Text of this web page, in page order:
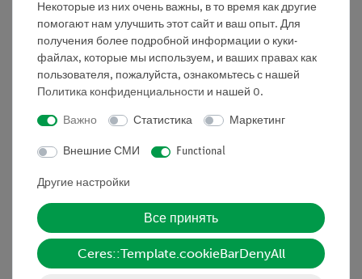
Хранение
электрической энергии
от солнечного
элемента в
конденсаторе
электрической энергии
из энергии ветра с
помощью аккумулятора
Некоторые из них очень важны, в то время как другие
помогают нам улучшить этот сайт и ваш опыт. Для
получения более подробной информации о куки-
файлах, которые мы используем, и ваших правах как
пользователя, пожалуйста, ознакомьтесь с нашей
Политика конфиденциальности и нашей 0.
Важно Статистика Маркетинг
Внешние СМИ Functional
Другие настройки
Все принять
Ceres::Template.cookieBarDenyAll